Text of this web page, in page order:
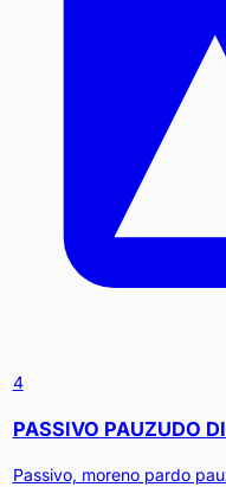
4
PASSIVO PAUZUDO
Passivo, moreno pardo